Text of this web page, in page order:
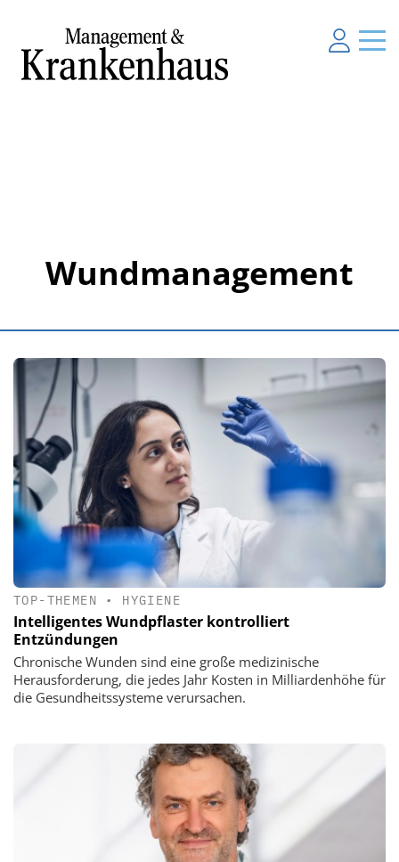
Wundmanagement
TOP-THEMEN • HYGIENE
Intelligentes Wundpflaster kontrolliert
Entzündungen
Chronische Wunden sind eine große medizinische
Herausforderung, die jedes Jahr Kosten in Milliardenhöhe für
die Gesundheitssysteme verursachen.